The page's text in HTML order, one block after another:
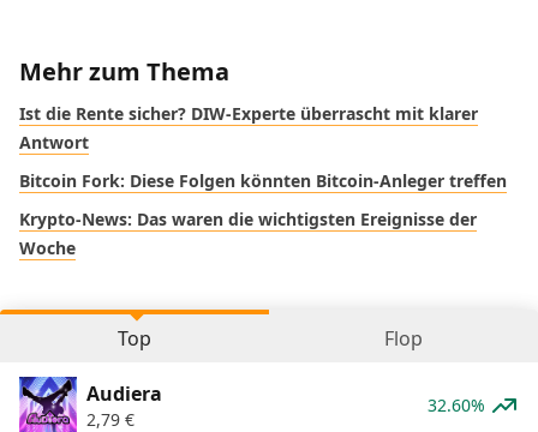
Mehr zum Thema
Ist die Rente sicher? DIW-Experte überrascht mit klarer
Antwort
Bitcoin Fork: Diese Folgen könnten Bitcoin-Anleger treffen
Krypto-News: Das waren die wichtigsten Ereignisse der
Woche
Top Flop
Audiera
2,79 €
32.60%